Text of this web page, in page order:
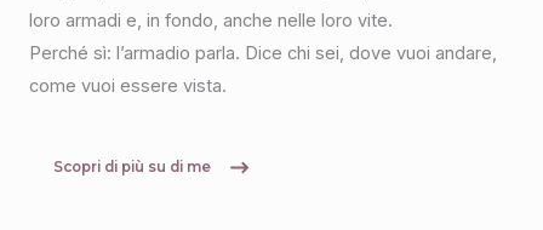
loro armadi e, in fondo, anche nelle loro vite.
Perché sì: l’armadio parla. Dice chi sei, dove vuoi andare,
come vuoi essere vista.
Scopri di più su di me